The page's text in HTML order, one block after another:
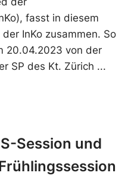
fasst in diesem
InKo zusammen. So
20.04.2023 von der
SP des Kt. Zürich
Session und